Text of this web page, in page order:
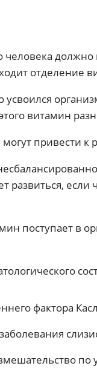
человека
отделение
витамин
привести
если
поступает в
фактора
по